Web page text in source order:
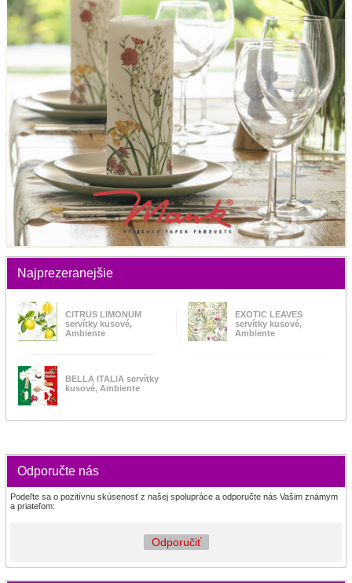
Najprezeranejšie
CITRUS LIMONUM
servítky kusové,
Ambiente
EXOTIC LEAVES
servítky kusové,
Ambiente
BELLA ITALIA servítky
kusové, Ambiente
Odporučte nás
Podeľte sa o pozitívnu skúsenosť z našej spolupráce a odporučte nás Vašim známym
a priateľom:
Odporučiť